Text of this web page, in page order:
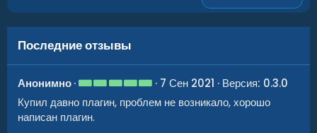
Последние отзывы
Анонимно 5
0
7 Сен 2021
Версия: 0.3.0
Купил давно плагин, проблем не возникало, хорошо
написан плагин.